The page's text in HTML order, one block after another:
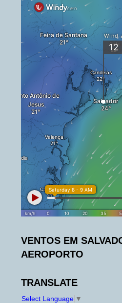
VENTOS EM
AEROPORTO
TRANSLATE
Select Language ▼